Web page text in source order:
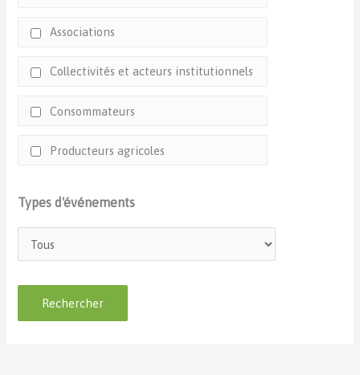
Associations
Collectivités et acteurs institutionnels
Consommateurs
Producteurs agricoles
Types d'événements